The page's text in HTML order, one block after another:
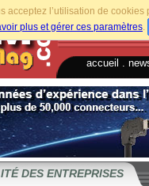
acceptez l’utilisation de
plus et gérer ces paramètres.
accueil
DES ENTREPRISES